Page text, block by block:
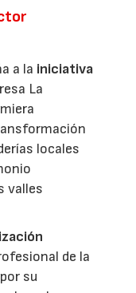
a la iniciativa
La
locales
valles
de la
su